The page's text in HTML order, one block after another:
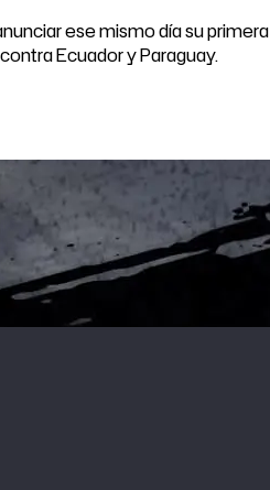
ese mismo día su primera
Ecuador y Paraguay.